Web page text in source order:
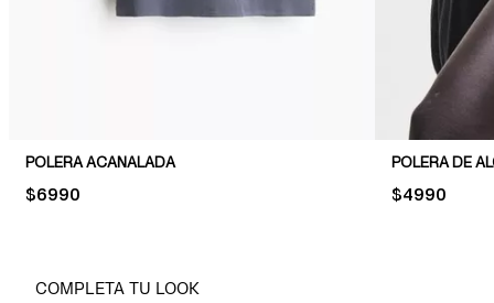
POLERA ACANALADA
PRICE:
$6990
POLERA DE
PRICE:
$4990
COMPLETA TU LOOK